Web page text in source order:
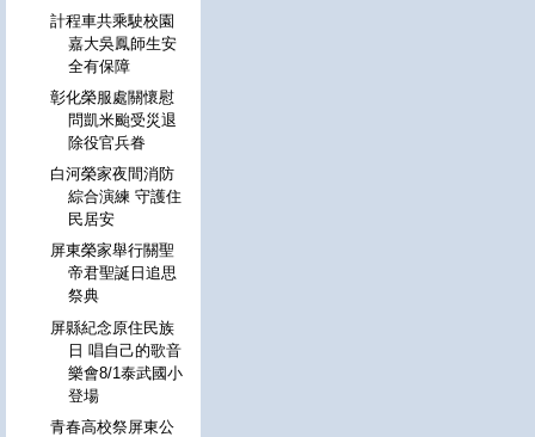
計程車共乘駛校園
嘉大吳鳳師生安
全有保障
彰化榮服處關懷慰
問凱米颱受災退
除役官兵眷
白河榮家夜間消防
綜合演練 守護住
民居安
屏東榮家舉行關聖
帝君聖誕日追思
祭典
屏縣紀念原住民族
日 唱自己的歌音
樂會8/1泰武國小
登場
青春高校祭屏東公